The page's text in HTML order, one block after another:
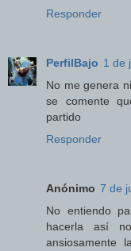
Responder
PerfilBajo 1 de
No me genera
se comente
partido
Responder
Anónimo 7 de
No entiendo
hacerla así
ansiosamente